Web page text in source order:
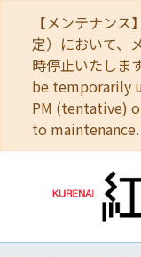
【メンテナン
定）において、
時停止いたし
be temporarily
PM (tentative)
to maintenance.